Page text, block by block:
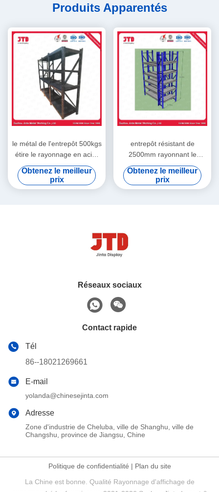
Produits Apparentés
le métal de l'entrepôt 500kgs
étire le rayonnage en acier
soudé par noir de rangée de
la BV 4
Obtenez le meilleur
prix
entrepôt résistant de
2500mm rayonnant le
rayonnage commercial de la
rangée 2000kgs 6
Obtenez le meilleur
prix
Réseaux sociaux
Contact rapide
Tél
86--18021269661
E-mail
yolanda@chinesejinta.com
Adresse
Zone d'industrie de Cheluba, ville de Shanghu, ville de
Changshu, province de Jiangsu, Chine
Politique de confidentialité | Plan du site
La Chine est bonne. Qualité Rayonnage d'affichage de